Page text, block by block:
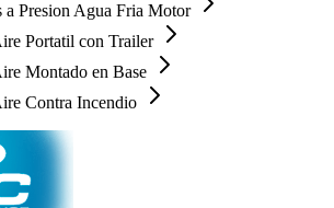
a Presion Agua Fria Motor
Portatil con Trailer
Montado en Base
Contra Incendio